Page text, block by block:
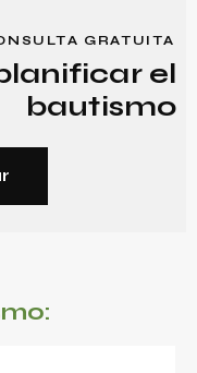
GRATUITA
el
bautismo